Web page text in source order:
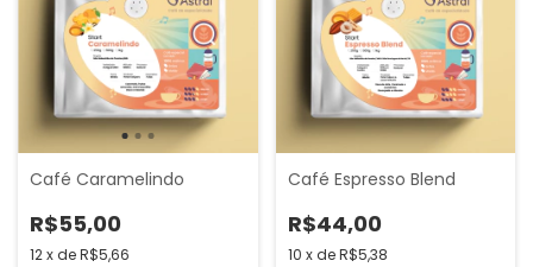
Café Caramelindo
R$55,00
12xdeR$5,66
Café Espresso Blend
R$44,00
10 xdeR$5,38